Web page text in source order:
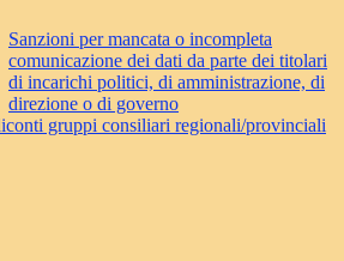
Sanzioni per mancata o incompleta
comunicazione dei dati da parte dei titolari
di incarichi politici, di amministrazione, di
direzione o di governo
gruppi consiliari regionali/provinciali